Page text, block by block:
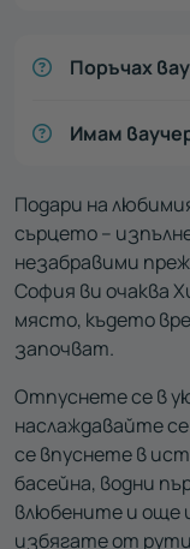
Поръчах
Имам
Подари на
сърцето –
незабравими
София ви очаква
място, където
започват.
Отпуснете се в
наслаждавайте
се впуснете в
басейна, водни
влюбените и още
избягате от